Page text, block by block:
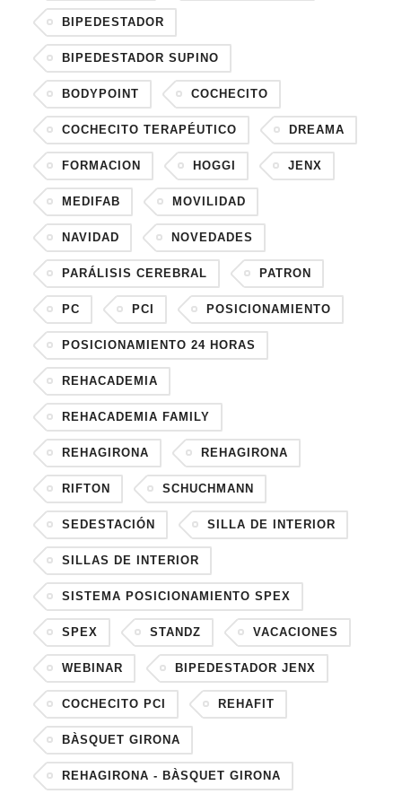
BIPEDESTADOR
BIPEDESTADOR SUPINO
BODYPOINT COCHECITO
COCHECITO TERAPÉUTICO DREAMA
FORMACION HOGGI JENX
MEDIFAB MOVILIDAD
NAVIDAD NOVEDADES
PARÁLISIS CEREBRAL PATRON
PC PCI POSICIONAMIENTO
POSICIONAMIENTO 24 HORAS
REHACADEMIA
REHACADEMIA FAMILY
REHAGIRONA REHAGIRONA
RIFTON SCHUCHMANN
SEDESTACIÓN SILLA DE INTERIOR
SILLAS DE INTERIOR
SISTEMA POSICIONAMIENTO SPEX
SPEX STANDZ VACACIONES
WEBINAR BIPEDESTADOR JENX
COCHECITO PCI REHAFIT
BÀSQUET GIRONA
REHAGIRONA - BÀSQUET GIRONA